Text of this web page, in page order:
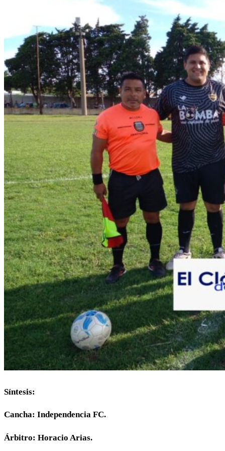
Síntesis:
Cancha: Independencia FC.
Árbitro: Horacio Arias.